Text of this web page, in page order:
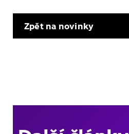
Zpět na novinky